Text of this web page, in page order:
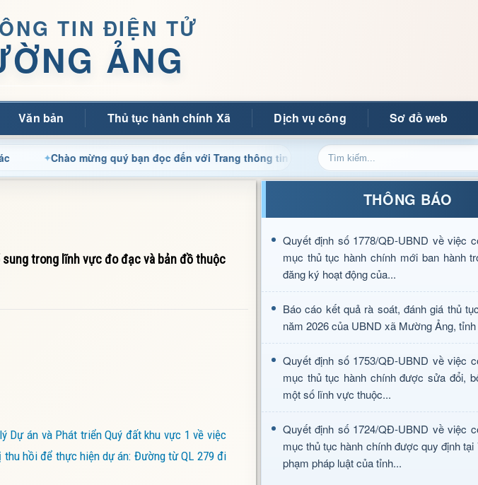
TIN ĐIỆN TỬ
ẢNG
Văn bản Thủ tục hành chính Xã Dịch vụ công Sơ đồ web
Chào mừng quý bạn đọc đến với Trang thông tin điện tử xã Mường Ảng
trong lĩnh vực đo đạc và bản đồ thuộc
Dự án và Phát triển Quý đất khu vực 1 về việc
hồi để thực hiện dự án: Đường từ QL 279 đi
THÔNG BÁO
Quyết định số 1778/QĐ-UBND về việc
mục thủ tục hành chính mới ban hành
đăng ký hoạt động của...
Báo cáo kết quả rà soát, đánh giá thủ
năm 2026 của UBND xã Mường Ảng,
Quyết định số 1753/QĐ-UBND về việc
mục thủ tục hành chính được sửa đổi,
một số lĩnh vực thuộc...
Quyết định số 1724/QĐ-UBND về việc
mục thủ tục hành chính được quy định tại
phạm pháp luật của tỉnh...